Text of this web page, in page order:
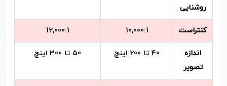
روشنایی
کنتراست 10,000:1
12,000:1
اندازه
تصویر
40 تا 200 اینچ 50 تا 300 اینچ